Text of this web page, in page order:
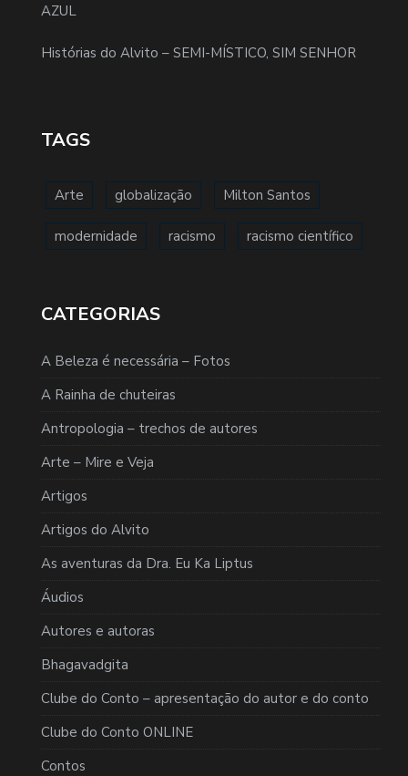
AZUL
Histórias do Alvito – SEMI-MÍSTICO, SIM SENHOR
TAGS
Arte globalização Milton Santos
modernidade racismo racismo científico
CATEGORIAS
A Beleza é necessária – Fotos
A Rainha de chuteiras
Antropologia – trechos de autores
Arte – Mire e Veja
Artigos
Artigos do Alvito
As aventuras da Dra. Eu Ka Liptus
Áudios
Autores e autoras
Bhagavadgita
Clube do Conto – apresentação do autor e do conto
Clube do Conto ONLINE
Contos